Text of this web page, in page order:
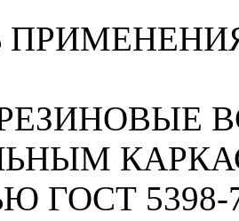
ГОСТ 5398-